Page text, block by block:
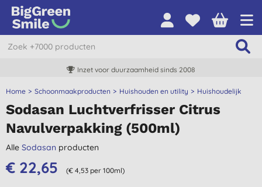
Inzet voor duurzaamheid sinds 2008
Home Schoonmaakproducten Huishouden en utility Huishoudelijk
Sodasan Luchtverfrisser Citrus
Navulverpakking (500ml)
Alle Sodasan producten
€ 22,65 (€ 4,53 per 100ml)